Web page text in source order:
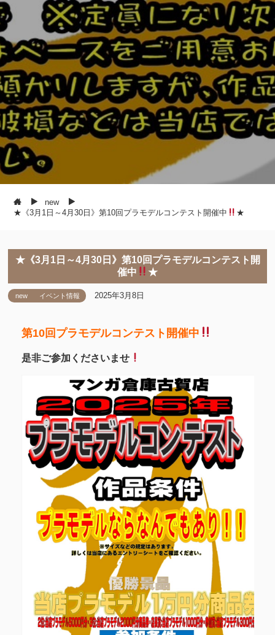
new
★《3月1日～4月30日》第10回プラモデルコンテスト開催中
★
★《3月1日～4月30日》第10回プラモデルコンテスト開
催中
★
new イベント情報 2025年3月8日
第10回プラモデルコンテスト開催中
是非ご参加くださいませ